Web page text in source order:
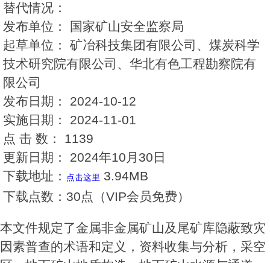
替代情况：
发布单位：
国家矿山安全监察局
起草单位： 矿冶科技集团有限公司、煤炭科学
技术研究院有限公司、华北有色工程勘察院有
限公司
发布日期： 2024-10-12
实施日期： 2024-11-01
点 击 数： 1139
更新日期： 2024年10月30日
下载地址：
点击这里 3.94MB
下载点数： 30点（VIP会员免费）
本文件规定了金属非金属矿山及尾矿库隐蔽致灾
因素普查的术语和定义，资料收集与分析，采空